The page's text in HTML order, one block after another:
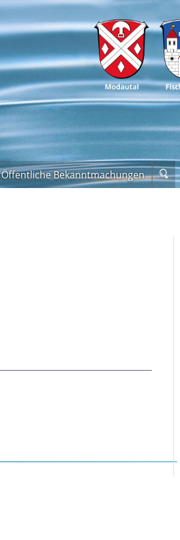
Öffentliche Bekanntmachungen